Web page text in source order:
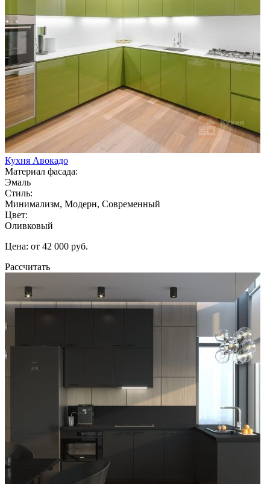
Кухня Авокадо
Материал фасада:
Эмаль
Стиль:
Минимализм, Модерн, Современный
Цвет:
Оливковый
Цена: от 42 000 руб.
Рассчитать